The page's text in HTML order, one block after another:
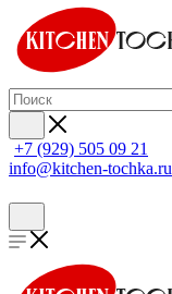
+7 (929) 505 09 21
info@kitchen-tochka.ru